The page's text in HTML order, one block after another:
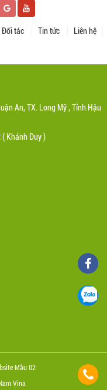
Đối tác Tin tức
Liên hệ
An, TX. Long Mỹ , Tỉnh Hậu
Khánh Duy )
Mẫu 02
Vina